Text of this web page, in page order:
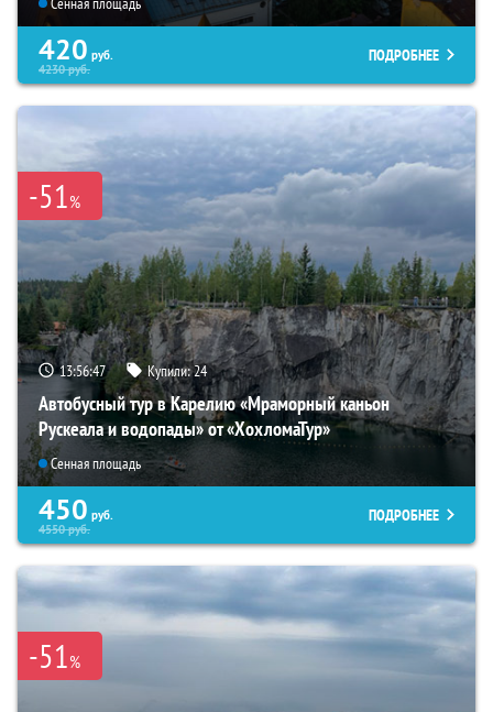
420 руб.
4230руб.
ПОДРОБНЕЕ
-51%
13:56:45 Купили:24
Автобусный тур в Карелию «Мраморный каньон
Рускеала и водопады» от «ХохломаТур»
Сенная площадь
450 руб.
4550руб.
ПОДРОБНЕЕ
-51%